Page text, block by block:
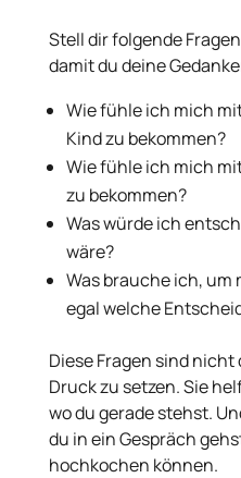
Stell dir folgende
damit du deine
Wie fühle ich mich
Kind zu bekommen?
Wie fühle ich mich
zu bekommen?
Was würde ich
wäre?
Was brauche ich,
egal welche
Diese Fragen sind
Druck zu setzen. Sie
wo du gerade stehst.
du in ein Gespräch
hochkochen können.